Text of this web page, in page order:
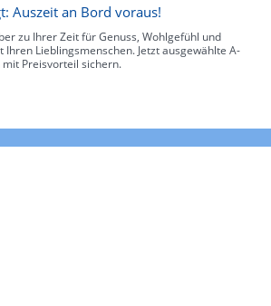
Auszeit an Bord voraus!
zu Ihrer Zeit für Genuss, Wohlgefühl und
Lieblingsmenschen. Jetzt ausgewählte A-
mit Preisvorteil sichern.